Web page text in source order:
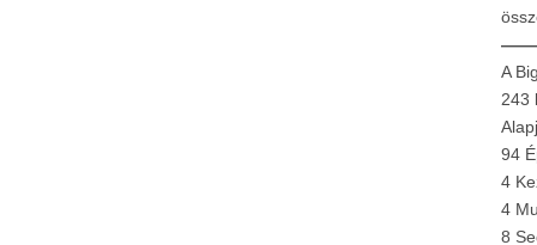
A
243
94
4
4
8